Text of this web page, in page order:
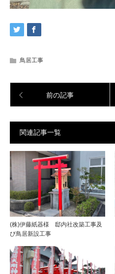
鳥居工事
前の記事
関連記事一覧
(株)伊藤紙器様 邸内社改築工事及
び鳥居新設工事